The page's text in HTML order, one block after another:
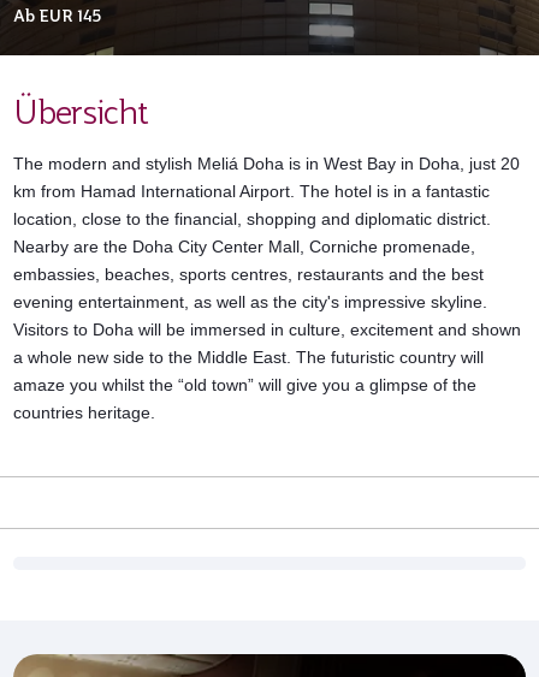
Ab EUR 145
Übersicht
The modern and stylish Meliá Doha is in West Bay in Doha, just 20
km from Hamad International Airport. The hotel is in a fantastic
location, close to the financial, shopping and diplomatic district.
Nearby are the Doha City Center Mall, Corniche promenade,
embassies, beaches, sports centres, restaurants and the best
evening entertainment, as well as the city's impressive skyline.
Visitors to Doha will be immersed in culture, excitement and shown
a whole new side to the Middle East. The futuristic country will
amaze you whilst the “old town” will give you a glimpse of the
countries heritage.